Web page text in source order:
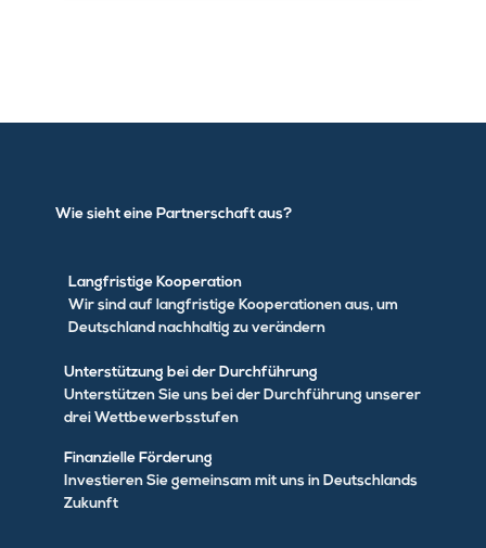
Wie sieht eine Partnerschaft aus?
Langfristige Kooperation
Wir sind auf langfristige Kooperationen aus, um
Deutschland nachhaltig zu verändern
Unterstützung bei der Durchführung
Unterstützen Sie uns bei der Durchführung unserer
drei Wettbewerbsstufen
Finanzielle Förderung
Investieren Sie gemeinsam mit uns in Deutschlands
Zukunft